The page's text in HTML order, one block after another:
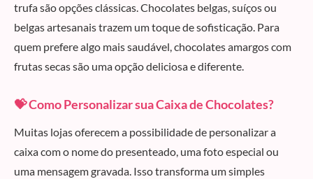
trufa são opções clássicas. Chocolates belgas, suíços ou
belgas artesanais trazem um toque de sofisticação. Para
quem prefere algo mais saudável, chocolates amargos com
frutas secas são uma opção deliciosa e diferente.
💝 Como Personalizar sua Caixa de Chocolates?
Muitas lojas oferecem a possibilidade de personalizar a
caixa com o nome do presenteado, uma foto especial ou
uma mensagem gravada. Isso transforma um simples